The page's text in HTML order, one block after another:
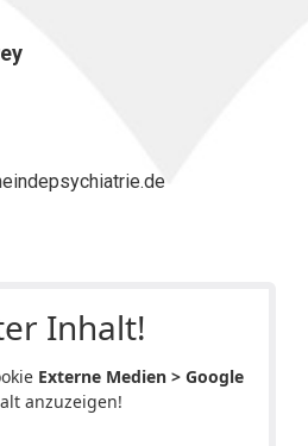
Inhalt!
Externe Medien > Google
anzuzeigen!